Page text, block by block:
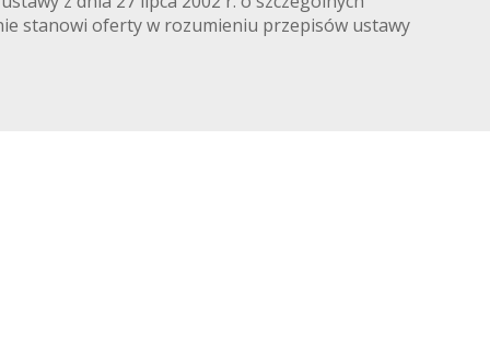
stanowi oferty w rozumieniu przepisów ustawy